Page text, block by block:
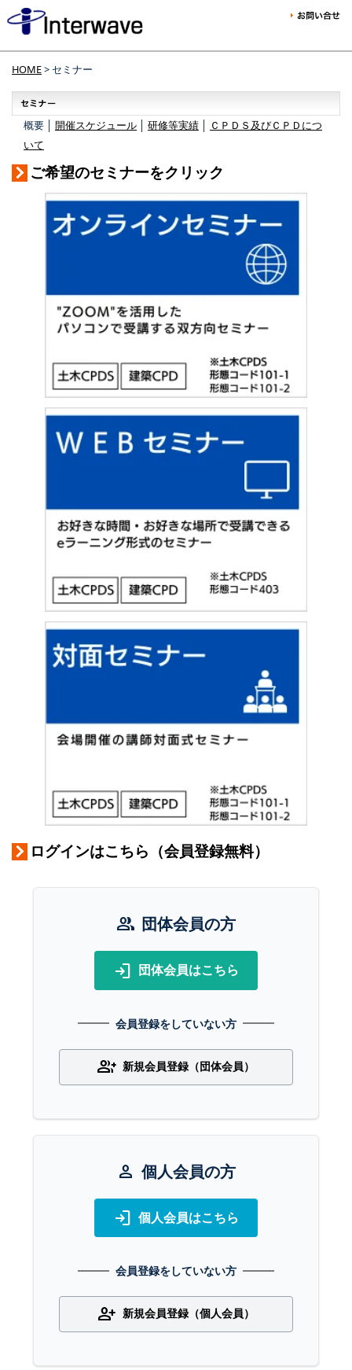
HOME> セミナー
概要 │ 開催スケジュール 研修等実績
ＣＰＤＳ及びＣＰＤにつ
いて
ご希望のセミナーをクリック
ログインはこちら（会員登録無料）
group 団体会員の方
login 団体会員はこちら
会員登録をしていない方
group_add 新規会員登録（団体会員）
person 個人会員の方
login 個人会員はこちら
会員登録をしていない方
person_add 新規会員登録（個人会員）